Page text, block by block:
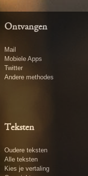
Ontvangen
Mail
Mobiele Apps
Twitter
Andere methodes
Teksten
Oudere teksten
Alle teksten
Kies je vertaling